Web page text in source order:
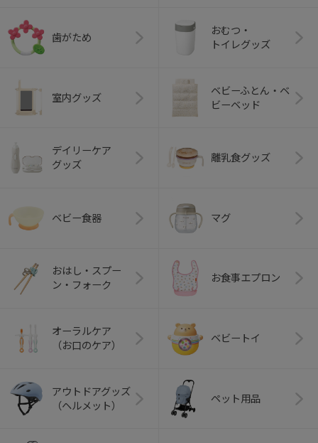
歯がため
おむつ・
トイレグッズ
室内グッズ
ベビーふとん・ベ
ビーベッド
デイリーケア
グッズ
離乳食グッズ
ベビー食器 マグ
おはし・スプー
ン・フォーク
お食事エプロン
オーラルケア
（お口のケア）
ベビートイ
アウトドアグッズ
（ヘルメット）
ペット用品